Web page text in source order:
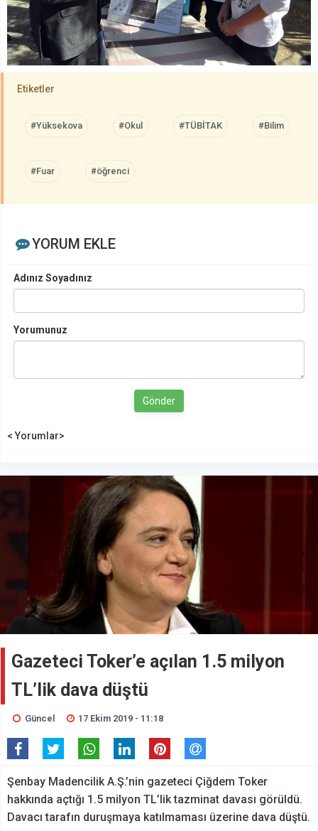
Etiketler
#Yüksekova #Okul #TÜBİTAK #Bilim
#Fuar #öğrenci
YORUM EKLE
Adınız Soyadınız
Yorumunuz
Gönder
< Yorumlar>
Gazeteci Toker’e açılan 1.5 milyon
TL’lik dava düştü
Güncel 17 Ekim 2019 - 11:18
Şenbay Madencilik A.Ş.’nin gazeteci Çiğdem Toker
hakkında açtığı 1.5 milyon TL’lik tazminat davası görüldü.
Davacı tarafın duruşmaya katılmaması üzerine dava düştü.